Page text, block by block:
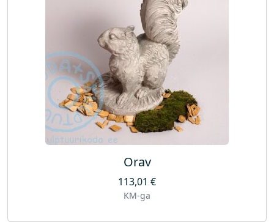
Orav
113,01 €
KM-ga